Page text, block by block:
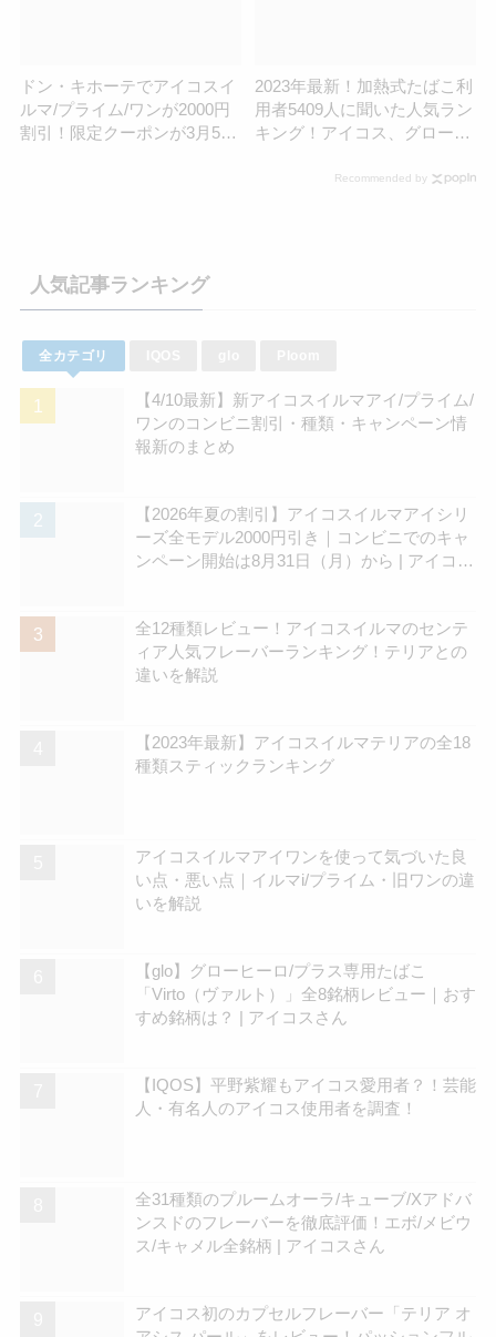
ドン・キホーテでアイコスイ
ルマ/プライム/ワンが2000円
割引！限定クーポンが3月5日
2023年最新！加熱式たばこ利
用者5409人に聞いた人気ラン
キング！アイコス、グロー、
Recommended by
人気記事ランキング
全カテゴリ
【4/10最新】新アイコスイルマアイ/プライム/
ワンのコンビニ割引・種類・キャンペーン情
報新のまとめ
【2026年夏の割引】アイコスイルマアイシリ
ーズ全モデル2000円引き｜コンビニでのキャ
ンペーン開始は8月31日（月）から | アイコス
全12種類レビュー！アイコスイルマのセンテ
ィア人気フレーバーランキング！テリアとの
違いを解説
【2023年最新】アイコスイルマテリアの全18
種類スティックランキング
アイコスイルマアイワンを使って気づいた良
い点・悪い点｜イルマi/プライム・旧ワンの違
いを解説
【glo】グローヒーロ/プラス専用たばこ
「Virto（ヴァルト）」全8銘柄レビュー｜おす
すめ銘柄は？ | アイコスさん
【IQOS】平野紫耀もアイコス愛用者？！芸能
人・有名人のアイコス使用者を調査！
全31種類のプルームオーラ/キューブ/Xアドバ
ンスドのフレーバーを徹底評価！エボ/メビウ
ス/キャメル全銘柄 | アイコスさん
アイコス初のカプセルフレーバー「テリア オ